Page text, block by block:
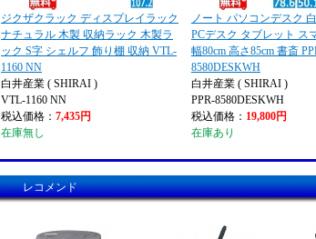
ジクザクラック ディスプレイラック
ナチュラル 木製 収納ラック 木製ラ
ック S字 シェルフ 飾り棚 収納 VTL-
1160 NN
白井産業 ( SHIRAI )
VTL-1160 NN
税込価格： 7,435円
在庫無し
ノート パソコンデスク
PCデスク タブレット ス
幅80cm 高さ85cm 書斎
8580DESKWH
白井産業 ( SHIRAI )
PPR-8580DESKWH
税込価格： 19,800円
在庫あり
レコメンド